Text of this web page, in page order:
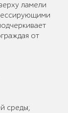
ламели
от
среды;